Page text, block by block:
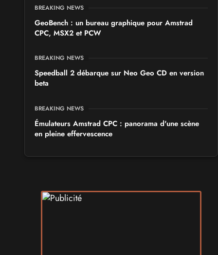
BREAKING NEWS
GeoBench : un bureau graphique pour Amstrad
CPC, MSX2 et PCW
BREAKING NEWS
Speedball 2 débarque sur Neo Geo CD en version
beta
BREAKING NEWS
Émulateurs Amstrad CPC : panorama d'une scène
en pleine effervescence